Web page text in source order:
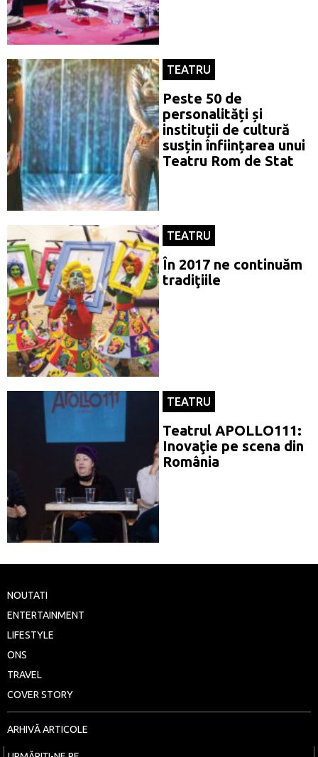
TEATRU
Peste 50 de
personalități și
instituții de cultură
susțin înființarea unui
Teatru Rom de Stat
TEATRU
În 2017 ne continuăm
tradiţiile
TEATRU
Teatrul APOLLO111:
Inovaţie pe scena din
România
NOUTATI
ENTERTAINMENT
LIFESTYLE
ONS
TRAVEL
COVER STORY
ARHIVĂ ARTICOLE